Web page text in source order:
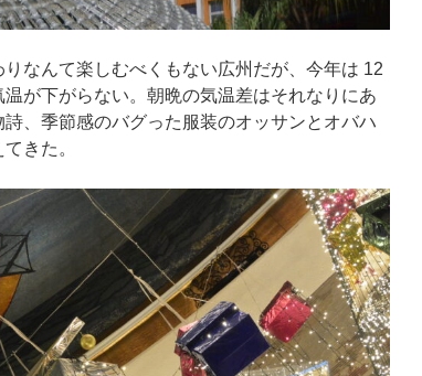
なんて楽しむべくもない広州だが、今年は 12
が下がらない。朝晩の気温差はそれなりにあ
、季節感のバグった服装のオッサンとオバハ
きた。